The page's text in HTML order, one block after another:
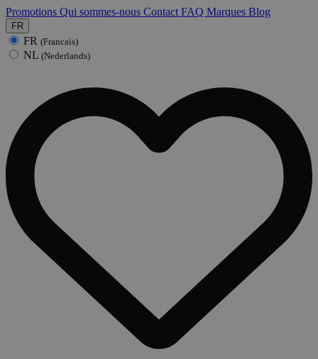
Promotions Qui sommes-nous Contact FAQ Marques Blog
FR
FR (Francais)
NL (Nederlands)